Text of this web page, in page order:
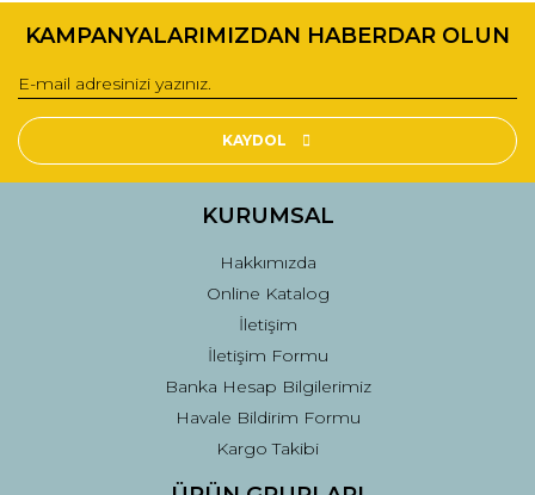
Görüş ve önerileriniz için teşekkür ederiz.
Ürün resmi kalitesiz, bozuk veya görüntülenemiyor.
Ürün açıklamasında eksik bilgiler bulunuyor.
Ürün fiyatı diğer sitelerden daha pahalı.
Gönder
KAMPANYALARIMIZDAN HABERDAR OLUN
KAYDOL
KURUMSAL
Hakkımızda
Online Katalog
İletişim
İletişim Formu
Banka Hesap Bilgilerimiz
Havale Bildirim Formu
Kargo Takibi